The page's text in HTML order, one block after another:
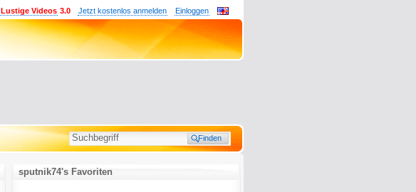
Einloggen
Jetzt kostenlos anmelden
Lustige Videos 3.0
sputnik74's Favoriten